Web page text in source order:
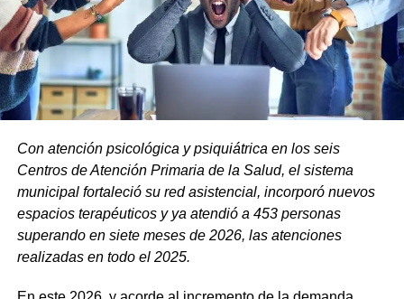
Será 14 y 15 de agosto de 2026 con la siguiente
programación:
Con atención psicológica y psiquiátrica en los seis
Centros de Atención Primaria de la Salud, el sistema
municipal fortaleció su red asistencial, incorporó nuevos
espacios terapéuticos y ya atendió a 453 personas
superando en siete meses de 2026, las atenciones
realizadas en todo el 2025.